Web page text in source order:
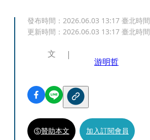
發布時間： 2026.06.03 13:17 臺北時間
更新時間： 2026.06.03 13:17 臺北時間
文
游明哲
贊助本文 加入訂閱會員